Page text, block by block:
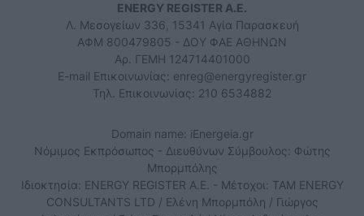
ENERGY REGISTER Α.Ε.
Λ. Μεσογείων 336, 15341 Αγία Παρασκευή
ΑΦΜ 800479805 - ΔΟΥ ΦΑΕ ΑΘΗΝΩΝ
Αρ. ΓΕΜΗ 124714401000
E-mail Επικοινωνίας: enreg@energyregister.gr
Τηλ. Επικοινωνίας: 210 6534882
Domain name: iEnergeia.gr
Νόμιμος Εκπρόσωπος - Διευθύνων Σύμβουλος: Φώτης
Μπορμπόλης
Ιδιοκτησία: ENERGY REGISTER Α.Ε. - Μέτοχοι: TAM ENERGY
CONSULTANTS LTD / Ελένη Μπορμπόλη / Γιώργος